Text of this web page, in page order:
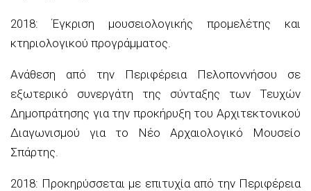
2018: Έγκριση μουσειολογικής προμελέτης και
κτηριολογικού προγράμματος.
Ανάθεση από την Περιφέρεια Πελοποννήσου σε
εξωτερικό συνεργάτη της σύνταξης των Τευχών
Δημοπράτησης για την προκήρυξη του Αρχιτεκτονικού
Διαγωνισμού για το Νέο Αρχαιολογικό Μουσείο
Σπάρτης.
2018: Προκηρύσσεται με επιτυχία από την Περιφέρεια